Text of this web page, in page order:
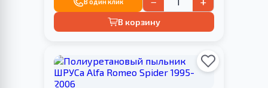
В один клик
В корзину